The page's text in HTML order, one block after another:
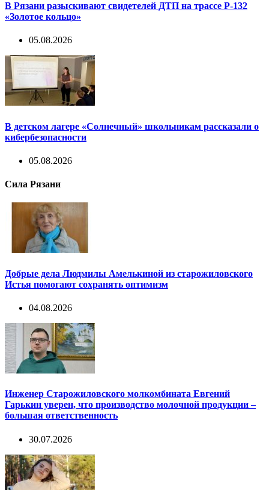
В Рязани разыскивают свидетелей ДТП на трассе Р-132
«Золотое кольцо»
05.08.2026
В детском лагере «Солнечный» школьникам рассказали о
кибербезопасности
05.08.2026
Сила Рязани
Добрые дела Людмилы Амелькиной из старожиловского
Истья помогают сохранять оптимизм
04.08.2026
Инженер Старожиловского молкомбината Евгений
Гарькин уверен, что производство молочной продукции –
большая ответственность
30.07.2026